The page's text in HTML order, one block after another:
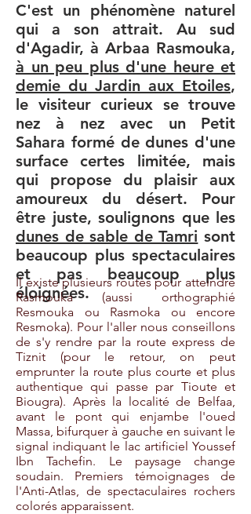
C'est un phénomène naturel
qui a son attrait. Au sud
d'Agadir, à Arbaa Rasmouka,
à un peu plus d'une heure et
demie du Jardin aux Etoiles,
le visiteur curieux se trouve
nez à nez avec un Petit
Sahara formé de dunes d'une
surface certes limitée, mais
qui propose du plaisir aux
amoureux du désert. Pour
être juste, soulignons que les
dunes de sable de Tamri sont
beaucoup plus spectaculaires
et pas beaucoup plus
éloignées.
Il existe plusieurs routes pour atteindre
Rasmouka (aussi orthographié
Resmouka ou Rasmoka ou encore
Resmoka). Pour l'aller nous conseillons
de s'y rendre par la route express de
Tiznit (pour le retour, on peut
emprunter la route plus courte et plus
authentique qui passe par Tioute et
Biougra). Après la localité de Belfaa,
avant le pont qui enjambe l'oued
Massa, bifurquer à gauche en suivant le
signal indiquant le lac artificiel Youssef
Ibn Tachefin. Le paysage change
soudain. Premiers témoignages de
l'Anti-Atlas, de spectaculaires rochers
colorés apparaissent.